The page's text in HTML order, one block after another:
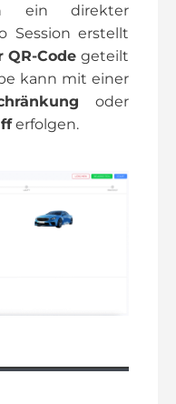
ein direkter
Session erstellt
QR-Code geteilt
kann mit einer
oder
erfolgen.